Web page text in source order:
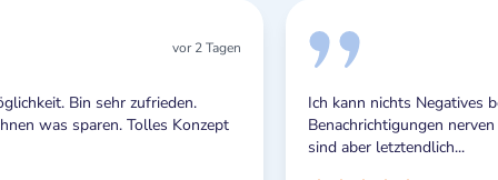
Ich kann nichts Negatives berichten. Die Push-
Benachrichtigungen nerven zwar manchmal ein wenig,